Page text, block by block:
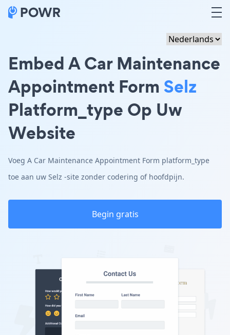
Embed A Car Maintenance
Appointment Form Selz
Platform_type Op Uw
Website
Voeg A Car Maintenance Appointment Form platform_type
toe aan uw Selz -site zonder codering of hoofdpijn.
Begin gratis